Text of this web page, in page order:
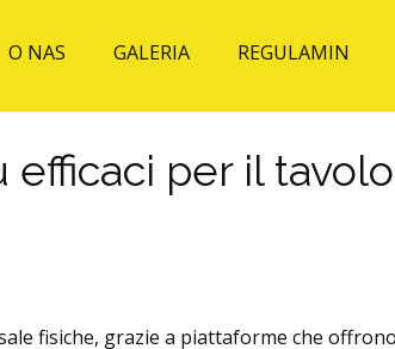
O NAS GALERIA REGULAMIN
per il
fisiche, grazie a piattaforme che